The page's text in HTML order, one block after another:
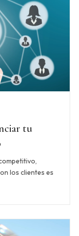
tu
los clientes es